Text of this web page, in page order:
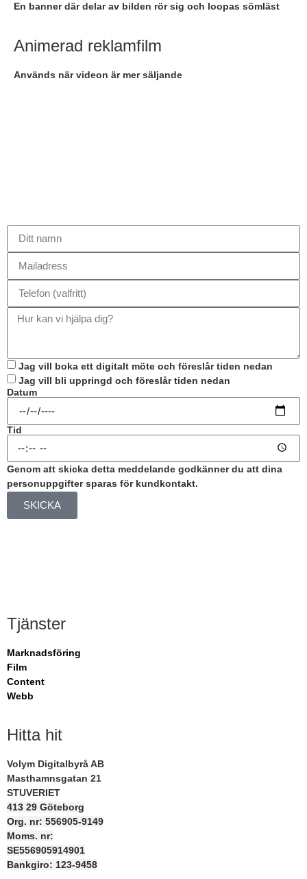
En banner där delar av bilden rör sig och loopas sömläst
Animerad reklamfilm
Används när videon är mer säljande
Jag vill boka ett digitalt möte och föreslår tiden nedan
Jag vill bli uppringd och föreslår tiden nedan
Datum
Tid
Genom att skicka detta meddelande godkänner du att dina
personuppgifter sparas för kundkontakt.
SKICKA
Tjänster
Marknadsföring
Film
Content
Webb
Hitta hit
Volym Digitalbyrå AB
Masthamnsgatan 21
STUVERIET
413 29 Göteborg
Org. nr: 556905-9149
Moms. nr:
SE556905914901
Bankgiro: 123-9458